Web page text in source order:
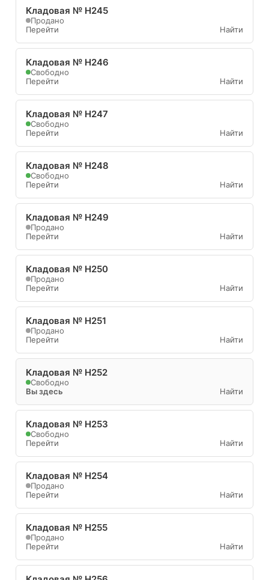
Кладовая № Н245
Продано
Перейти
Найти
Кладовая № Н246
Свободно
Перейти
Найти
Кладовая № Н247
Свободно
Перейти
Найти
Кладовая № Н248
Свободно
Перейти
Найти
Кладовая № Н249
Продано
Перейти
Найти
Кладовая № Н250
Продано
Перейти
Найти
Кладовая № Н251
Продано
Перейти
Найти
Кладовая № Н252
Свободно
Вы здесь
Найти
Кладовая № Н253
Свободно
Перейти
Найти
Кладовая № Н254
Продано
Перейти
Найти
Кладовая № Н255
Продано
Перейти
Найти